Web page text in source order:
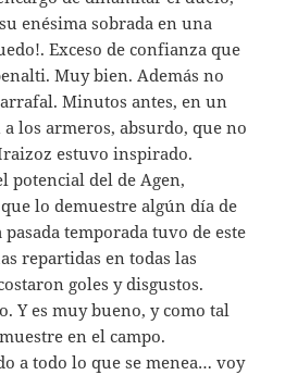
enésima sobrada en una
Exceso de confianza que
Muy bien. Además no
Minutos antes, en un
los armeros, absurdo, que no
estuvo inspirado.
potencial del de Agen,
lo demuestre algún día de
temporada tuvo de este
repartidas en todas las
goles y disgustos.
Y es muy bueno, y como tal
en el campo.
a todo lo que se menea… voy